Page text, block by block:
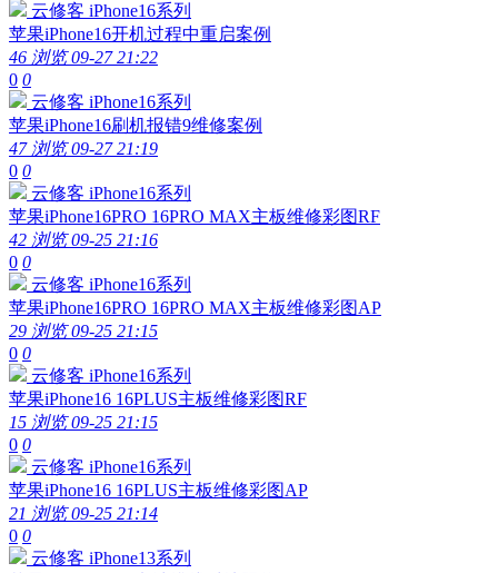
云修客 iPhone16系列
苹果iPhone16开机过程中重启案例
46 浏览 09-27 21:22
0 0
云修客 iPhone16系列
苹果iPhone16刷机报错9维修案例
47 浏览 09-27 21:19
0 0
云修客 iPhone16系列
苹果iPhone16PRO 16PRO MAX主板维修彩图RF
42 浏览 09-25 21:16
0 0
云修客 iPhone16系列
苹果iPhone16PRO 16PRO MAX主板维修彩图AP
29 浏览 09-25 21:15
0 0
云修客 iPhone16系列
苹果iPhone16 16PLUS主板维修彩图RF
15 浏览 09-25 21:15
0 0
云修客 iPhone16系列
苹果iPhone16 16PLUS主板维修彩图AP
21 浏览 09-25 21:14
0 0
云修客 iPhone13系列